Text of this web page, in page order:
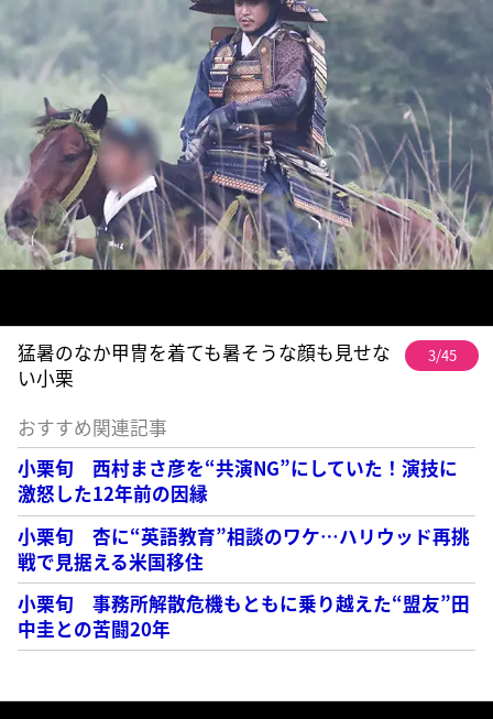
猛暑のなか甲冑を着ても暑そうな顔も見せな
い小栗
3/45
おすすめ関連記事
小栗旬 西村まさ彦を“共演NG”にしていた！演技に
激怒した12年前の因縁
小栗旬 杏に“英語教育”相談のワケ…ハリウッド再挑
戦で見据える米国移住
小栗旬 事務所解散危機もともに乗り越えた“盟友”田
中圭との苦闘20年